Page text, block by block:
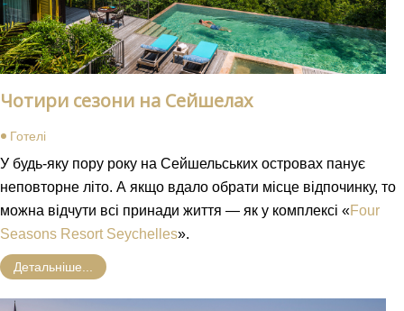
Чотири сезони на Сейшелах
Готелі
У будь-яку пору року на Сейшельських островах панує
неповторне літо. А якщо вдало обрати місце відпочинку, то
можна відчути всі принади життя — як у комплексі «Four
Seasons Resort Seychelles».
Детальніше...